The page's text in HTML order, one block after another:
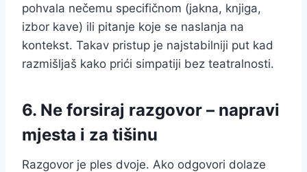
pohvala nečemu specifičnom (jakna, knjiga,
izbor kave) ili pitanje koje se naslanja na
kontekst. Takav pristup je najstabilniji put kad
razmišljaš kako prići simpatiji bez teatralnosti.
6. Ne forsiraj razgovor – napravi
mjesta i za tišinu
Razgovor je ples dvoje. Ako odgovori dolaze